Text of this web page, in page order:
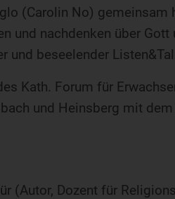
(Carolin No) gemeinsam
und nachdenken über Gott
und beseelender
Kath. Forum für
und Heinsberg mit
(Autor, Dozent für